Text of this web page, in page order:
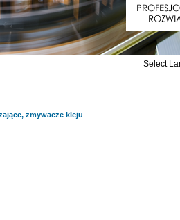
Select
zmywacze kleju